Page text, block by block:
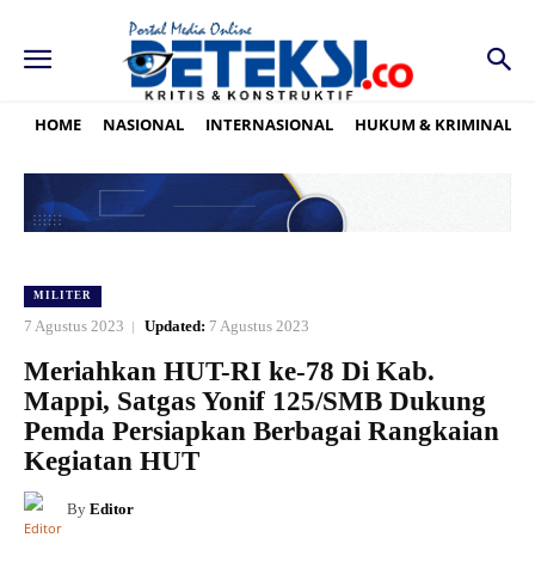
HOME NASIONAL INTERNASIONAL HUKUM & KRIMINAL
MILITER
7 Agustus 2023 Updated: 7 Agustus 2023
Meriahkan HUT-RI ke-78 Di Kab.
Mappi, Satgas Yonif 125/SMB Dukung
Pemda Persiapkan Berbagai Rangkaian
Kegiatan HUT
By Editor